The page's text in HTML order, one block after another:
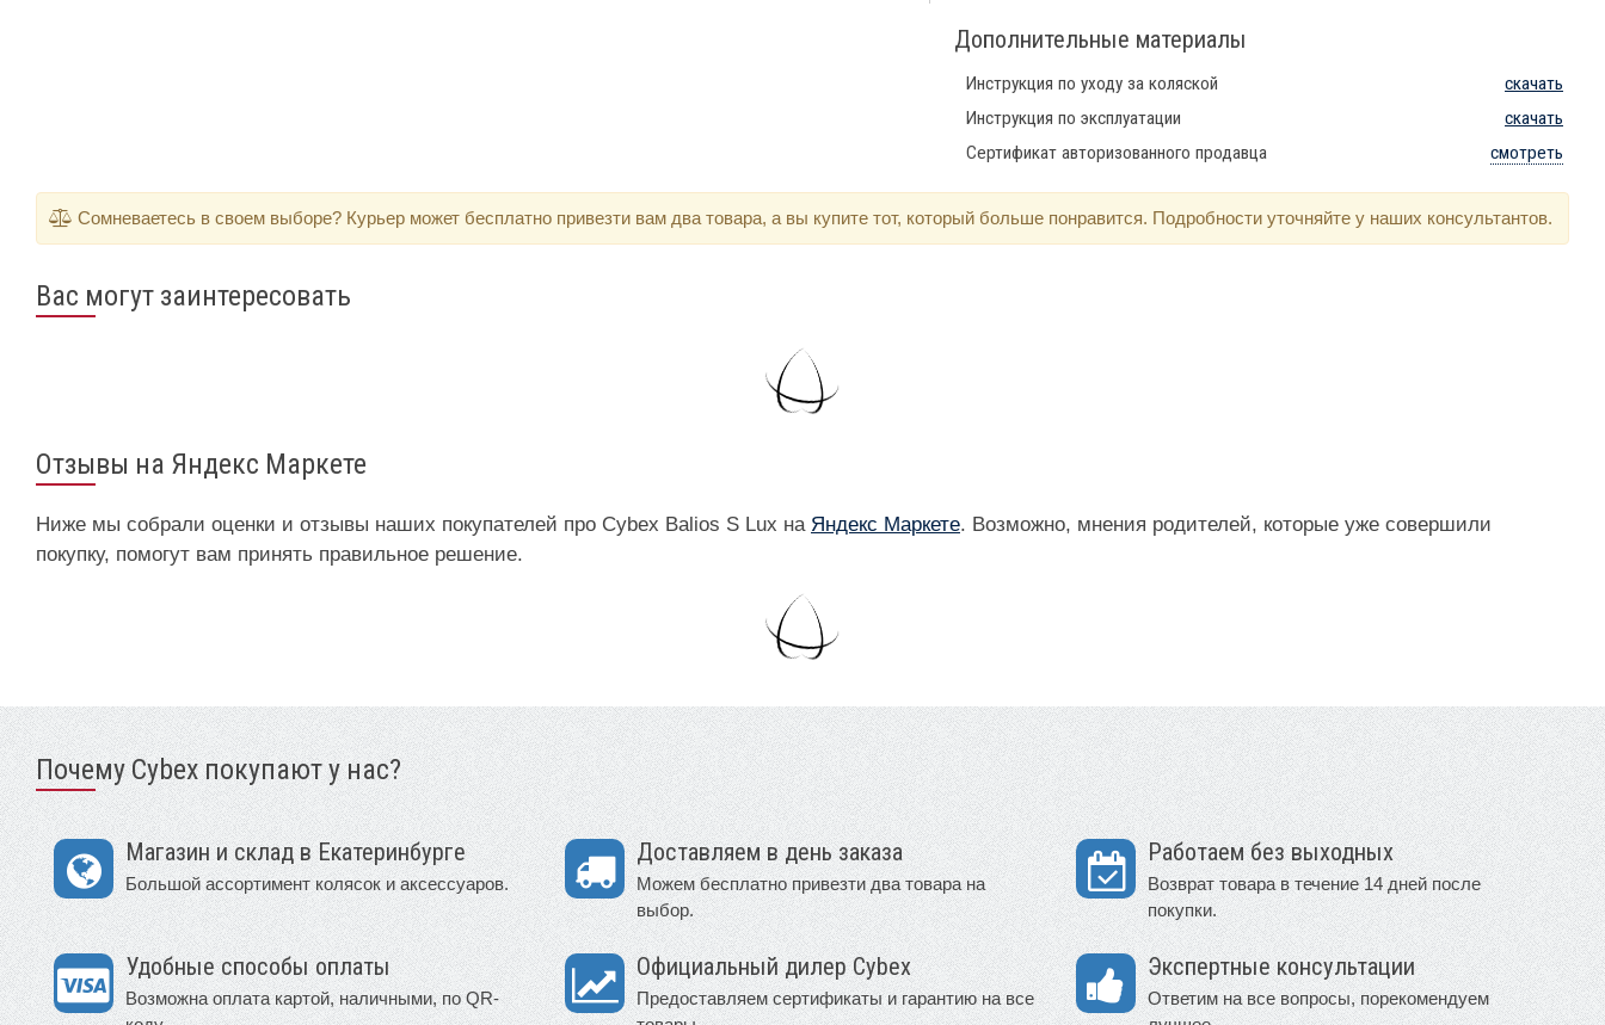
Дополнительные материалы
Инструкция по уходу за коляской
скачать
Инструкция по эксплуатации
скачать
Сертификат авторизованного продавца
смотреть
Сомневаетесь в своем выборе? Курьер может бесплатно привезти вам два товара, а вы купите тот, который больше понравится. Подробности уточняйте у наших консультантов.
Вас могут заинтересовать
Отзывы на Яндекс Маркете
Ниже мы собрали оценки и отзывы наших покупателей про Cybex Balios S Lux на Яндекс Маркете. Возможно, мнения родителей, которые уже совершили
покупку, помогут вам принять правильное решение.
Почему Cybex покупают у нас?
Магазин и склад в Екатеринбурге
Большой ассортимент колясок и аксессуаров.
Доставляем в день заказа
Можем бесплатно привезти два товара на
выбор.
Работаем без выходных
Возврат товара в течение 14 дней после
покупки.
Удобные способы оплаты
Возможна оплата картой, наличными, по QR-
Официальный дилер Cybex
Предоставляем сертификаты и гарантию на все
Экспертные консультации
Ответим на все вопросы, порекомендуем